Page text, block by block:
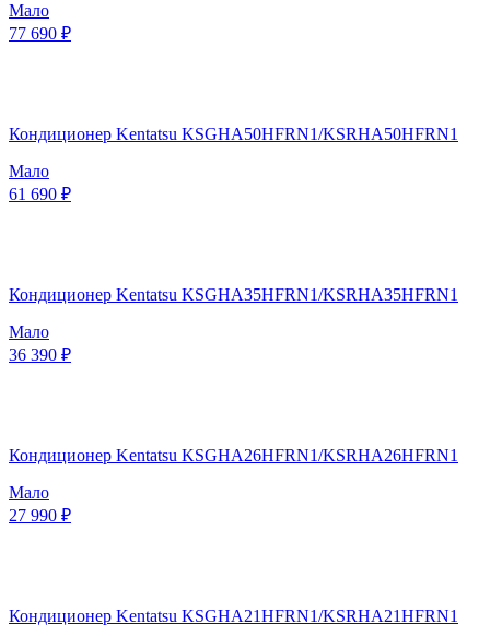
Мало
77 690 ₽
Кондиционер Kentatsu KSGHA50HFRN1/KSRHA50HFRN1
Мало
61 690 ₽
Кондиционер Kentatsu KSGHA35HFRN1/KSRHA35HFRN1
Мало
36 390 ₽
Кондиционер Kentatsu KSGHA26HFRN1/KSRHA26HFRN1
Мало
27 990 ₽
Кондиционер Kentatsu KSGHA21HFRN1/KSRHA21HFRN1